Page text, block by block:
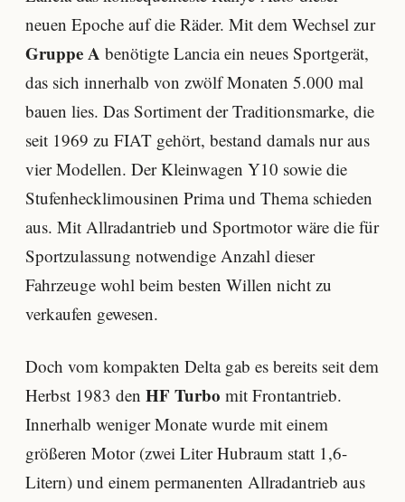
neuen Epoche auf die Räder. Mit dem Wechsel zur
Gruppe A benötigte Lancia ein neues Sportgerät,
das sich innerhalb von zwölf Monaten 5.000 mal
bauen lies. Das Sortiment der Traditionsmarke, die
seit 1969 zu FIAT gehört, bestand damals nur aus
vier Modellen. Der Kleinwagen Y10 sowie die
Stufenhecklimousinen Prima und Thema schieden
aus. Mit Allradantrieb und Sportmotor wäre die für
Sportzulassung notwendige Anzahl dieser
Fahrzeuge wohl beim besten Willen nicht zu
verkaufen gewesen.
Doch vom kompakten Delta gab es bereits seit dem
Herbst 1983 den HF Turbo mit Frontantrieb.
Innerhalb weniger Monate wurde mit einem
größeren Motor (zwei Liter Hubraum statt 1,6-
Litern) und einem permanenten Allradantrieb aus